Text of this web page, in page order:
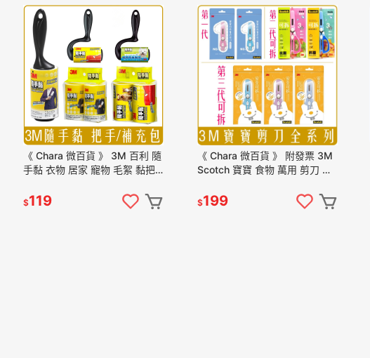
《 Chara 微百貨 》 3M 百利 隨
手黏 衣物 居家 寵物 毛絮 黏把
$119
《 Chara 微百貨 》 附發票 3M
Scotch 寶寶 食物 萬用 剪刀 可
$199